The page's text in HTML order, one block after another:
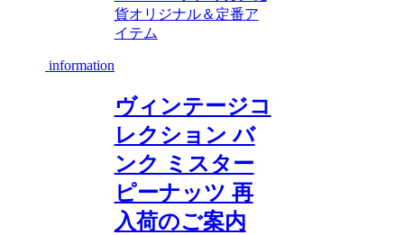
貨オリジナル＆定番ア
イテム
information
ヴィンテージコ
レクション バ
ンク ミスター
ピーナッツ 再
入荷のご案内